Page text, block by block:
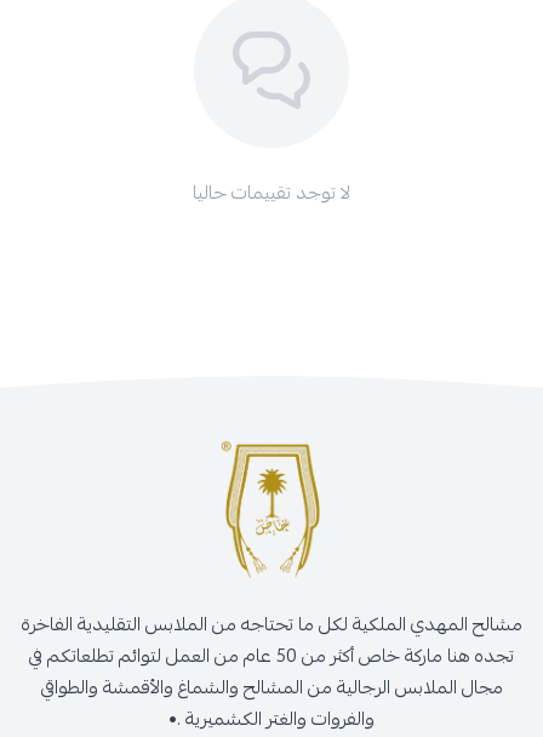
لا توجد تقييمات حاليا
مشالح المهدي الملكية لكل ما تحتاجه من الملابس التقليدية الفاخرة
تجده هنا ماركة خاص أكثر من 50 عام من العمل لتوائم تطلعاتكم في
مجال الملابس الرجالية من المشالح والشماغ والأقمشة والطواقي
والفروات والغتر الكشميرية .•